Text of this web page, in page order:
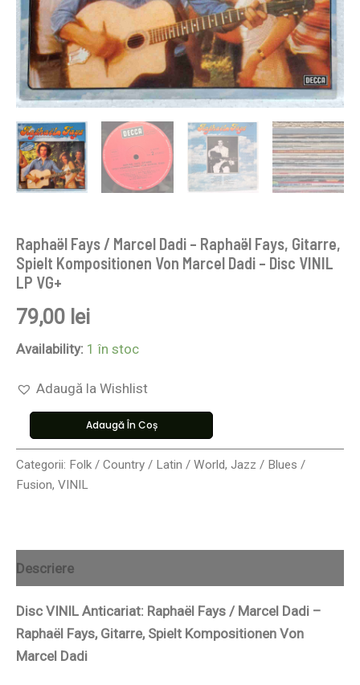
Raphaël Fays / Marcel Dadi – Raphaël Fays, Gitarre,
Spielt Kompositionen Von Marcel Dadi – Disc VINIL
LP VG+
79,00 lei
Availability: 1 în stoc
Adaugă la Wishlist
Dadi
Disc
VINIL
VG+
Adaugă În Coș
Categorii: Folk / Country / Latin / World, Jazz / Blues /
Fusion, VINIL
Descriere
Disc VINIL Anticariat: Raphaël Fays / Marcel Dadi –
Raphaël Fays, Gitarre, Spielt Kompositionen Von
Marcel Dadi